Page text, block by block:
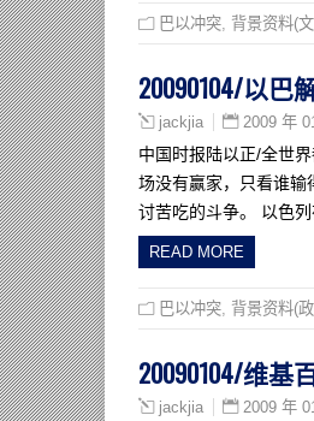
巴以冲突 背景资料(
20090104/以巴
jackjia 2009 年
中国时报陆以正/全世
场没有赢家，只看谁输
讨苦吃的斗争。 以色
READ MORE
巴以冲突 背景资料(
20090104/维基
jackjia 2009 年